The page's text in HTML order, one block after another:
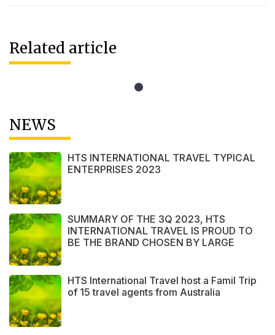
Related article
NEWS
HTS INTERNATIONAL TRAVEL TYPICAL
ENTERPRISES 2023
SUMMARY OF THE 3Q 2023, HTS
INTERNATIONAL TRAVEL IS PROUD TO
BE THE BRAND CHOSEN BY LARGE
HTS International Travel host a Famil Trip
of 15 travel agents from Australia